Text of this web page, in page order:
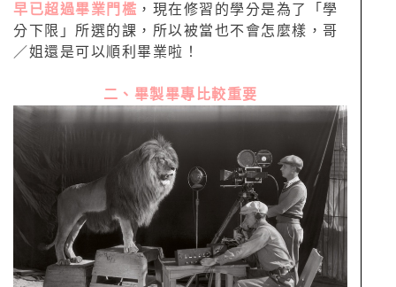
早已超過畢業門檻 ，現在修習的學分是為了「學
分下限」所選的課，所以被當也不會怎麼樣，哥
／姐還是可以順利畢業啦！
二、畢製畢專比較重要